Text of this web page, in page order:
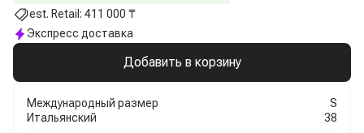
est. Retail: 411 000 ₸
Экспресс доставка
Добавить в корзину
Международный размер
S
Итальянский
38